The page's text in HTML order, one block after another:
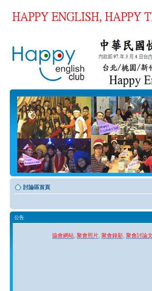
討論區首頁
公告
協會網站 聚會照片 聚會錄影 聚會討論